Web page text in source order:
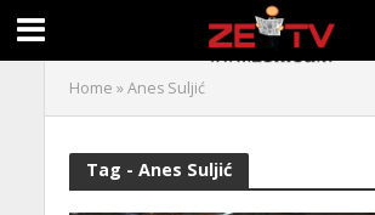
Home »Anes Suljić
Tag - Anes Suljić